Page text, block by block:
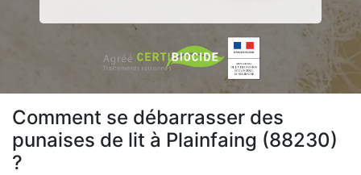
Comment se débarrasser des
punaises de lit à Plainfaing (88230)
?